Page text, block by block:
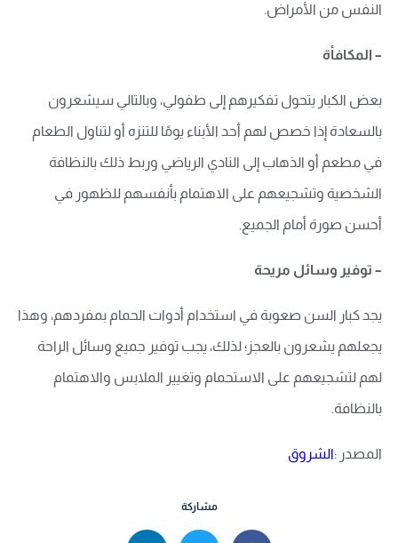
النفس من الأمراض.
– المكافأة
بعض الكبار يتحول تفكيرهم إلى طفولي، وبالتالي سيشعرون
بالسعادة إذا خصص لهم أحد الأبناء يومًا للتنزه أو لتناول الطعام
في مطعم أو الذهاب إلى النادي الرياضي وربط ذلك بالنظافة
الشخصية وتشجيعهم على الاهتمام بأنفسهم للظهور في
أحسن صورة أمام الجميع.
– توفير وسائل مريحة
يجد كبار السن صعوبة في استخدام أدوات الحمام بمفردهم، وهذا
يجعلهم يشعرون بالعجز؛ لذلك، يجب توفير جميع وسائل الراحة
لهم لتشجيعهم على الاستحمام وتغيير الملابس والاهتمام
بالنظافة.
المصدر :الشروق
مشاركة